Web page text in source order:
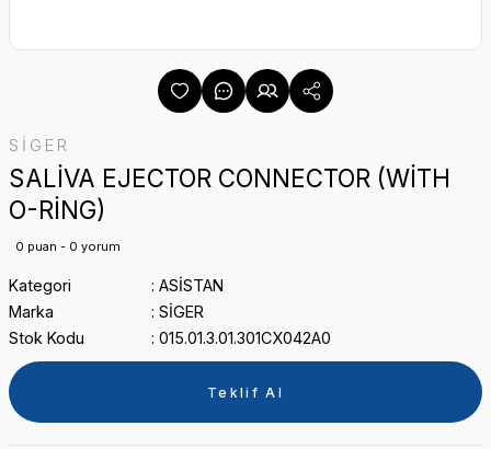
SİGER
SALİVA EJECTOR CONNECTOR (WİTH
O-RİNG)
0 puan - 0 yorum
Kategori
ASİSTAN
Marka
SİGER
Stok Kodu
015.01.3.01.301CX042A0
Teklif Al